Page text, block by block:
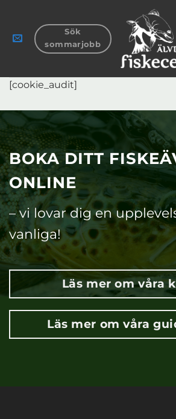
content
Sök
sommarjobb
[cookie_audit]
BOKA DITT
ONLINE
– vi lovar dig en
vanliga!
Läs mer om våra
Läs mer om våra